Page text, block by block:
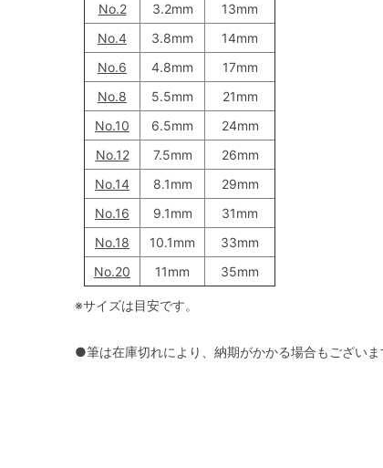
No.2
3.2mm
13mm
No.4
3.8mm
14mm
No.6
4.8mm
17mm
No.8
5.5mm
21mm
No.10
6.5mm
24mm
No.12
7.5mm
26mm
No.14
8.1mm
29mm
No.16
9.1mm
31mm
No.18
10.1mm
33mm
No.20
11mm 35mm
※サイズは目安です。
●筆は在庫切れにより、納期がかかる場合もございま